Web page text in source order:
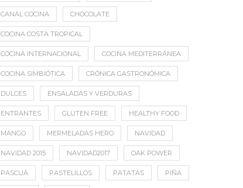
CANAL COCINA CHOCOLATE
COCINA COSTA TROPICAL
COCINA INTERNACIONAL COCINA MEDITERRÁNEA
COCINA SIMBIÓTICA CRÓNICA GASTRONÓMICA
DULCES ENSALADAS Y VERDURAS
ENTRANTES GLUTEN FREE HEALTHY FOOD
MANGO MERMELADAS HERO NAVIDAD
NAVIDAD 2015 NAVIDAD2017 OAK POWER
PASCUA PASTELILLOS PATATAS PIÑA